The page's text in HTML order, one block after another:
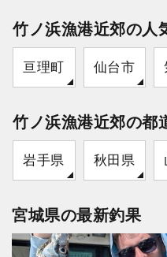
竹ノ浜漁港近郊の人
亘理町 仙台市
竹ノ浜漁港近郊の都
岩手県 秋田県
宮城県の最新釣果